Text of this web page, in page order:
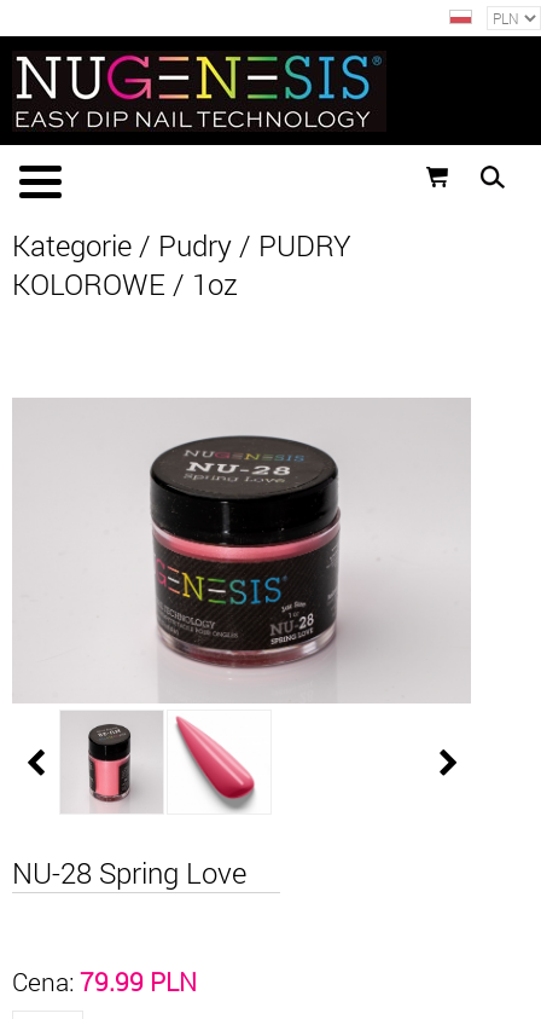
Kategorie / Pudry / PUDRY
KOLOROWE / 1oz
NU-28 Spring Love
Cena: 79.99 PLN